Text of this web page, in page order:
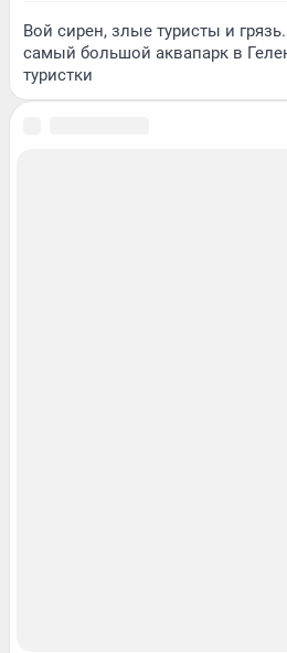
Вой сирен, злые туристы и
самый большой аквапарк в
туристки